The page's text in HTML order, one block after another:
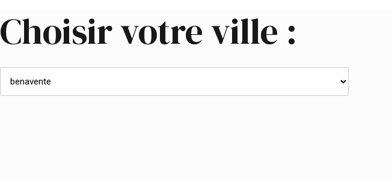
Choisir votre ville :